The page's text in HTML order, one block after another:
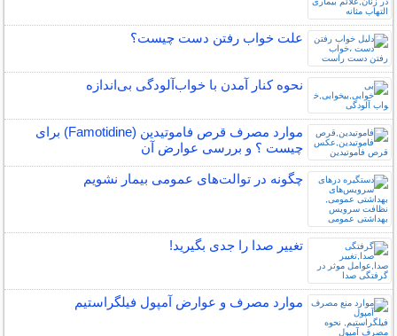
علت خواب رفتن دست چیست؟
نحوه کنار آمدن با خواب‌آلودگی بی‌اندازه
موارد مصرف قرص فاموتیدین (Famotidine) برای
چیست ؟ و بررسی عوارض آن
چگونه در توالت‌های عمومی بیمار نشویم
تغییر صدا را جدی بگیرید!
موارد مصرف و عوارض آمپول فیلگراستیم